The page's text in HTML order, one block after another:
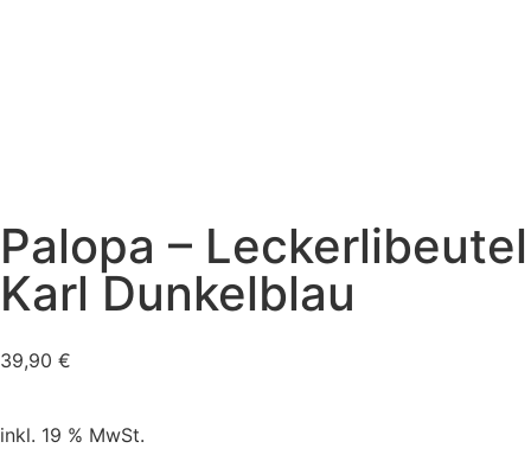
Palopa – Leckerlibeutel
Karl Dunkelblau
39,90 €
inkl. 19 % MwSt.